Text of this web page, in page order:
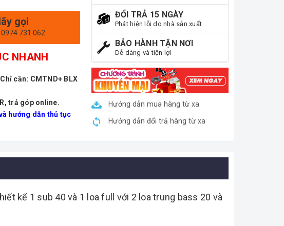
gọi
0974 731 062
NHANH
cần: CMTND+ BLX
trả góp online.
hướng dẫn thủ tục
ĐỔI TRẢ 15 NGÀY
Phát hiện lỗi do nhà sản xuất
BẢO HÀNH TẬN NƠI
Dễ dàng và tiện lợi
Hướng dẫn mua hàng từ xa
Hướng dẫn đổi trả hàng từ xa
kế 1 sub 40 và 1 loa full với 2 loa trung bass 20 và